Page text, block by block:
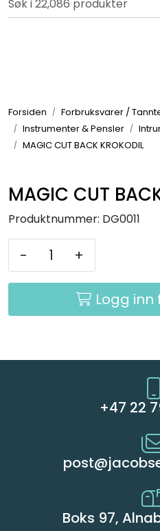
Skip to main content
Bli totalkunde og få
Forsiden Forbruksvarer /
Instrumenter & Pensler
MAGIC CUT BACK KROKODIL
MAGIC CUT
Produktnummer: DG0011
- +
Logg inn
+47 22
Boks 97,
Småutstyr
Service
Aktuelt
Hygiene